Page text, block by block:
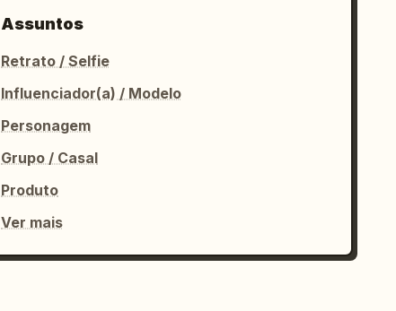
Assuntos
Retrato / Selfie
Influenciador(a) / Modelo
Personagem
Grupo / Casal
Produto
Ver mais